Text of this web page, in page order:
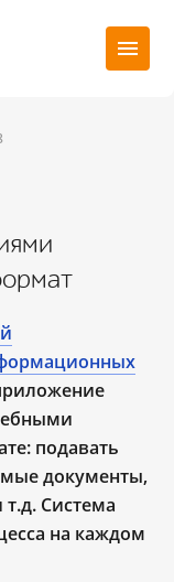
подавать
документы,
Система
на каждом